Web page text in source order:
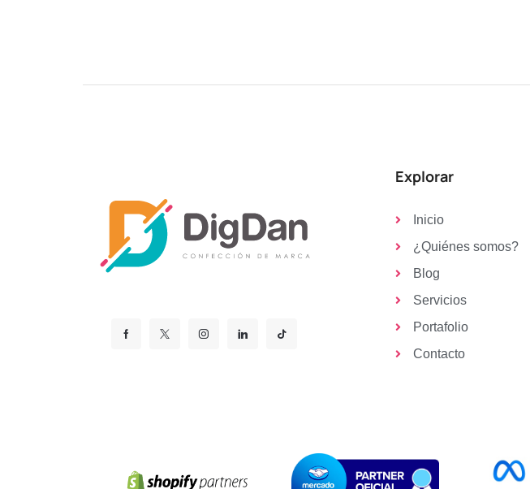
Explorar
Inicio
¿Quiénes somos?
Blog
Servicios
Portafolio
Contacto